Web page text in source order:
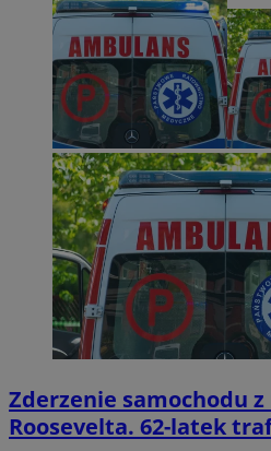
Zderzenie samochodu
Roosevelta. 62-latek